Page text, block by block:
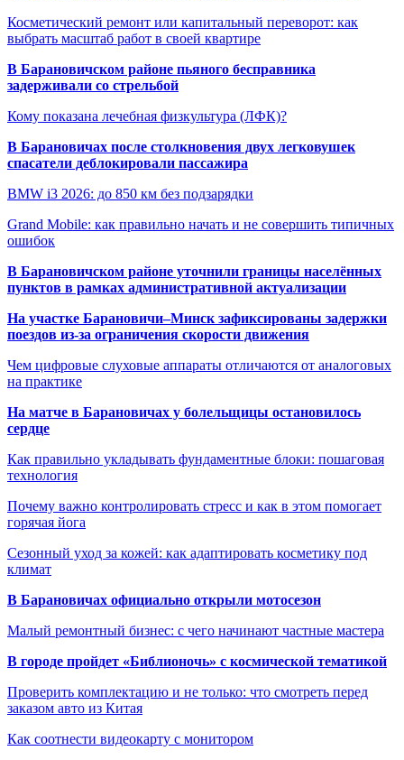
Косметический ремонт или капитальный переворот: как
выбрать масштаб работ в своей квартире
В Барановичском районе пьяного бесправника
задерживали со стрельбой
Кому показана лечебная физкультура (ЛФК)?
В Барановичах после столкновения двух легковушек
спасатели деблокировали пассажира
BMW i3 2026: до 850 км без подзарядки
Grand Mobile: как правильно начать и не совершить типичных
ошибок
В Барановичском районе уточнили границы населённых
пунктов в рамках административной актуализации
На участке Барановичи–Минск зафиксированы задержки
поездов из-за ограничения скорости движения
Чем цифровые слуховые аппараты отличаются от аналоговых
на практике
На матче в Барановичах у болельщицы остановилось
сердце
Как правильно укладывать фундаментные блоки: пошаговая
технология
Почему важно контролировать стресс и как в этом помогает
горячая йога
Сезонный уход за кожей: как адаптировать косметику под
климат
В Барановичах официально открыли мотосезон
Малый ремонтный бизнес: с чего начинают частные мастера
В городе пройдет «Библионочь» с космической тематикой
Проверить комплектацию и не только: что смотреть перед
заказом авто из Китая
Как соотнести видеокарту с монитором